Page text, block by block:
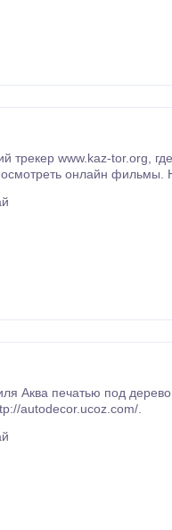
можете скачать бесплатно фильмы,
и т д. установка авто сигнализаций.
autodecor.ucoz.com/.